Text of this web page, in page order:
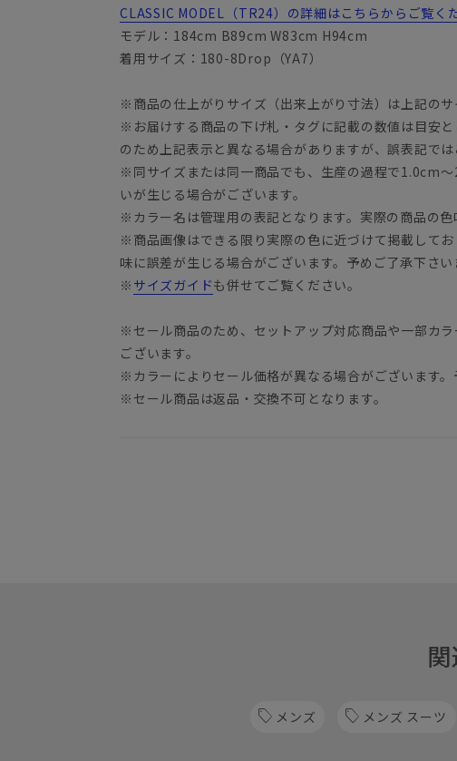
CLASSIC MODEL（TR24）の詳細はこちらからご覧くだ
モデル：184cm B89cm W83cm H94cm
着用サイズ：180-8Drop（YA7）
※商品の仕上がりサイズ（出来上がり寸法）は上記のサ
※お届けする商品の下げ札・タグに記載の数値は目安と
のため上記表示と異なる場合がありますが、誤表記では
※同サイズまたは同一商品でも、生産の過程で1.0cm
いが生じる場合がございます。
※カラー名は管理用の表記となります。実際の商品の色
※商品画像はできる限り実際の色に近づけて掲載して
味に誤差が生じる場合がございます。予めご了承下さい
※ サイズガイドも併せてご覧ください。
※セール商品のため、セットアップ対応商品や一部カ
ございます。
※カラーによりセール価格が異なる場合がございます。
※セール商品は返品・交換不可となります。
YA3 A3 A4
メンズ メンズ スーツ